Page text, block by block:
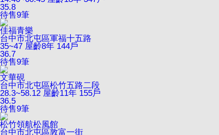
35.8
待售9筆
佳福青樂
台中市北屯區軍福十五路
35~47 屋齡8年 144戶
36.7
待售9筆
文華硯
台中市北屯區松竹五路二段
28.3~58.12 屋齡11年 155戶
36.5
待售9筆
松竹領航松風館
台中市北屯區敦富一街